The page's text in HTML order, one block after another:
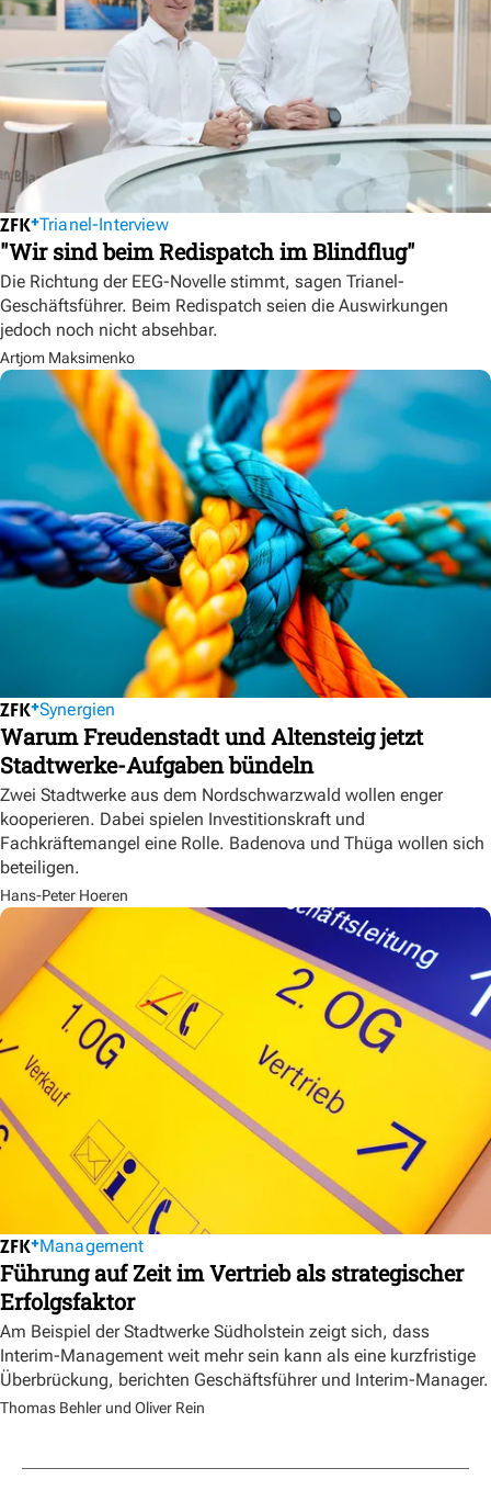
Trianel-Interview
"Wir sind beim Redispatch im Blindflug"
Die Richtung der EEG-Novelle stimmt, sagen Trianel-
Geschäftsführer. Beim Redispatch seien die Auswirkungen
jedoch noch nicht absehbar.
Artjom Maksimenko
Synergien
Warum Freudenstadt und Altensteig jetzt
Stadtwerke-Aufgaben bündeln
Zwei Stadtwerke aus dem Nordschwarzwald wollen enger
kooperieren. Dabei spielen Investitionskraft und
Fachkräftemangel eine Rolle. Badenova und Thüga wollen sich
beteiligen.
Hans-Peter Hoeren
Management
Führung auf Zeit im Vertrieb als strategischer
Erfolgsfaktor
Am Beispiel der Stadtwerke Südholstein zeigt sich, dass
Interim-Management weit mehr sein kann als eine kurzfristige
Überbrückung, berichten Geschäftsführer und Interim-Manager.
Thomas Behler und Oliver Rein